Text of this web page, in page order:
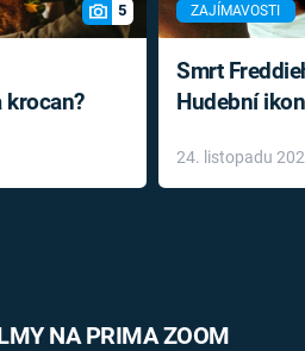
5 ZAJÍMAVOSTI
Smrt
Hudební
léky
24. listopadu
NA PRIMA ZOOM